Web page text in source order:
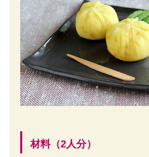
材料（2人分）